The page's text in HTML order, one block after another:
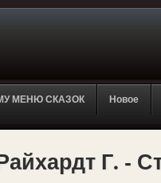
МЕНЮ СКАЗОК Новое
Г. -